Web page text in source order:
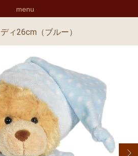
menu
ィ26cm（ブルー）